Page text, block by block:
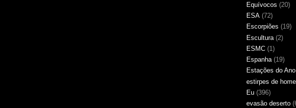
Equívocos (20)
ESA (72)
Escorpiões (19)
Escultura (2)
ESMC (1)
Espanha (19)
Estações do Ano
estirpes de
Eu (396)
evasão deserto